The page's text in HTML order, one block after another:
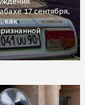
17 сентября,
как